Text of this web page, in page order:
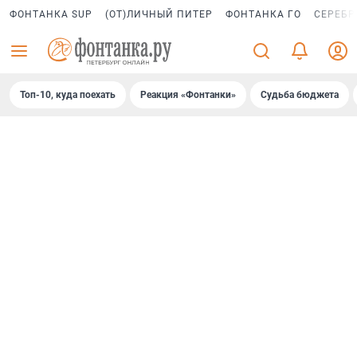
ФОНТАНКА SUP (ОТ)ЛИЧНЫЙ ПИТЕР ФОНТАНКА ГО
Топ-10, куда поехать Реакция «Фонтанки» Судьба бюджета